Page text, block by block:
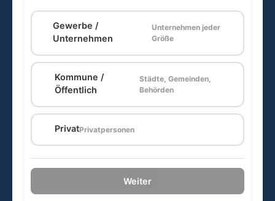
Gewerbe /
Unternehmen
Unternehmen jeder
Größe
Kommune /
Öffentlich
Städte, Gemeinden,
Behörden
PrivatPrivatpersonen
Weiter